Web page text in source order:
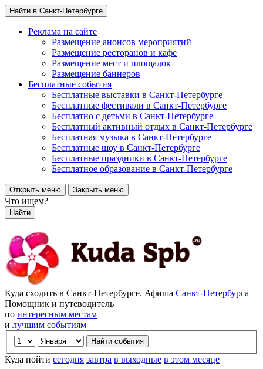
Найти в Санкт-Петербурге
Реклама на сайте
Размещение анонсов мероприятий
Размещение ресторанов и кафе
Размещение мест и площадок
Размещение баннеров
Бесплатные события
Бесплатные выставки в Санкт-Петербурге
Бесплатные фестивали в Санкт-Петербурге
Бесплатно с детьми в Санкт-Петербурге
Бесплатный активный отдых в Санкт-Петербурге
Бесплатная музыка в Санкт-Петербурге
Бесплатные шоу в Санкт-Петербурге
Бесплатные праздники в Санкт-Петербурге
Бесплатное образование в Санкт-Петербурге
Открыть меню Закрыть меню
Что ищем?
Найти
Куда сходить в Санкт-Петербурге. Афиша Санкт-Петербурга
Помощник и путеводитель
по интересным местам
и лучшим событиям
Куда пойти сегодня завтра в выходные в этом месяце